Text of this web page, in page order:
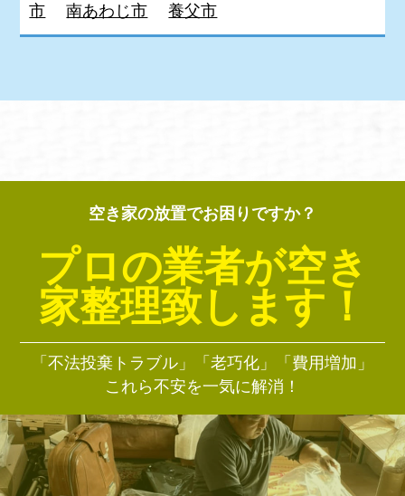
市
南あわじ市 養父市
空き家の放置でお困りですか？
プロの業者が空き
家整理致します！
「不法投棄トラブル」「老巧化」「費用増加」
これら不安を一気に解消！